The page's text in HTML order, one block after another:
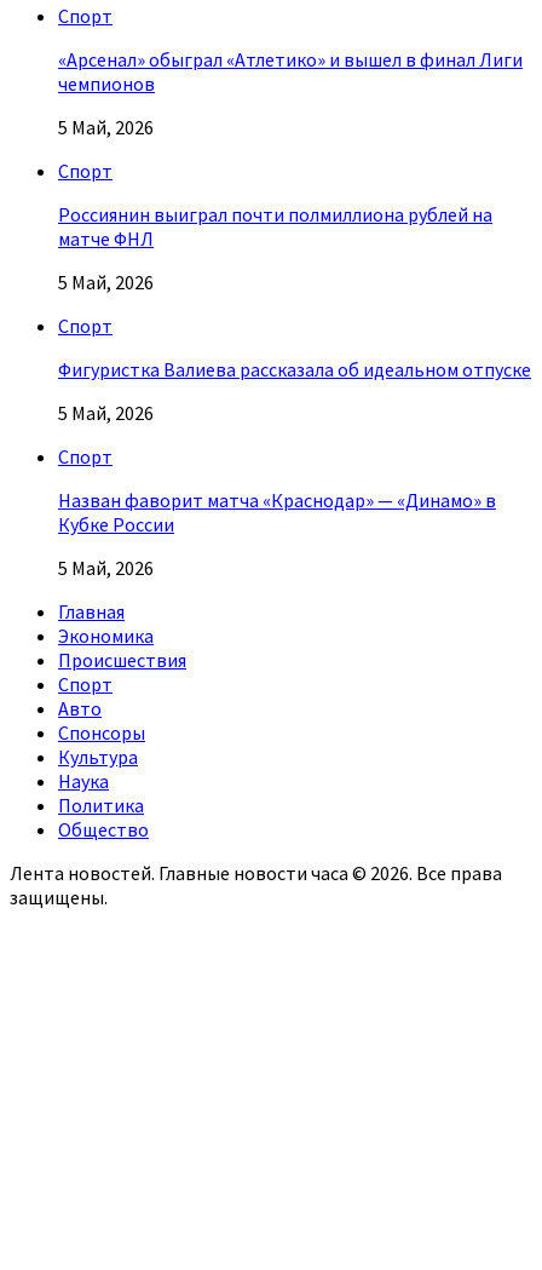
Спорт
«Арсенал» обыграл «Атлетико» и вышел в финал Лиги
чемпионов
5 Май, 2026
Спорт
Россиянин выиграл почти полмиллиона рублей на
матче ФНЛ
5 Май, 2026
Спорт
Фигуристка Валиева рассказала об идеальном отпуске
5 Май, 2026
Спорт
Назван фаворит матча «Краснодар» — «Динамо» в
Кубке России
5 Май, 2026
Главная
Экономика
Происшествия
Спорт
Авто
Спонсоры
Культура
Наука
Политика
Общество
Лента новостей. Главные новости часа © 2026. Все права
защищены.